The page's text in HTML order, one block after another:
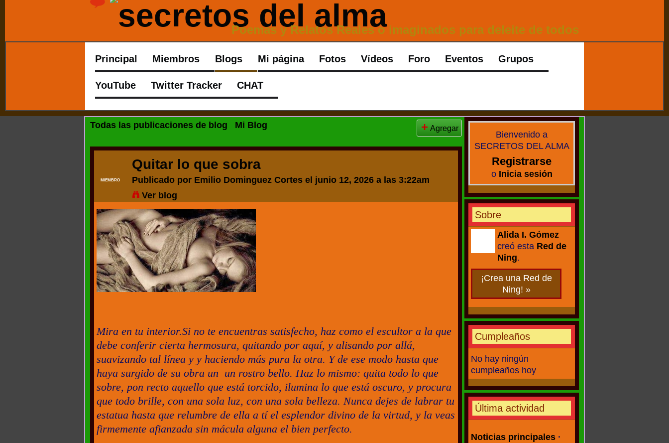
Poemas y Relatos Reales o imaginados para deleite de todos
Principal Miembros Blogs Mi página Fotos Vídeos Foro Eventos Grupos
YouTube Twitter Tracker CHAT
Todas las publicaciones de blog Mi Blog Agregar
MIEMBRO
Quitar lo que sobra
Publicado por Emilio Dominguez Cortes el junio 12, 2026 a las 3:22am
Ver blog
Mira en tu interior.Si no te encuentras satisfecho, haz como el escultor a la que
debe conferir cierta hermosura, quitando por aquí, y alisando por allá,
suavizando tal línea y y haciendo más pura la otra. Y de ese modo hasta que
haya surgido de su obra un un rostro bello. Haz lo mismo: quita todo lo que
sobre, pon recto aquello que está torcido, ilumina lo que está oscuro, y procura
que todo brille, con una sola luz, con una sola belleza. Nunca dejes de labrar tu
estatua hasta que relumbre de ella a tí el esplendor divino de la virtud, y la veas
firmemente afianzada sin mácula alguna el bien perfecto.
Bienvenido a
SECRETOS DEL ALMA
Registrarse
o Inicia sesión
Sobre
Alida I. Gómez
creó esta Red de
Ning.
¡Crea una Red de
Ning! »
Cumpleaños
No hay ningún
cumpleaños hoy
Última actividad
Noticias principales ·